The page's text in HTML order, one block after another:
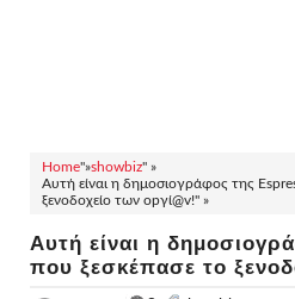
Home"»showbiz" »
Αυτή είναι η δημοσιογράφος της
ξενοδοχείο των οpγί@v!" »
Αυτή είναι η
που ξεσκέπασε το